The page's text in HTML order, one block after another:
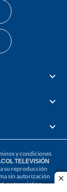
y condiciones
TELEVISIÓN
su reproducción
sin autorización
or translation